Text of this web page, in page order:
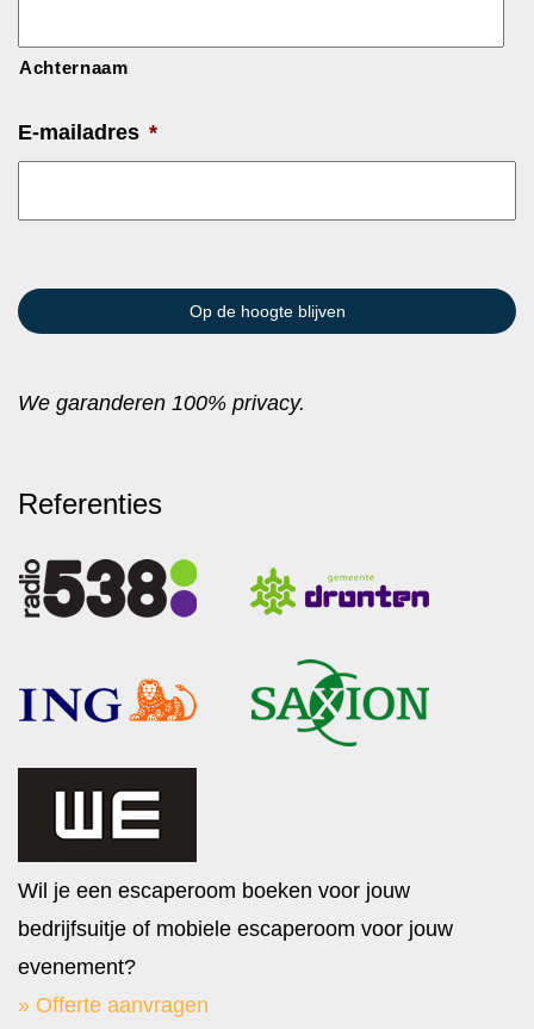
Achternaam
E-mailadres *
We garanderen 100% privacy.
Referenties
Wil je een escaperoom boeken voor jouw
bedrijfsuitje of mobiele escaperoom voor jouw
evenement?
» Offerte aanvragen